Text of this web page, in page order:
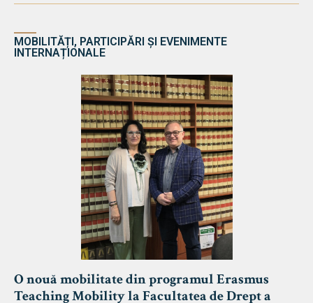
MOBILITĂȚI, PARTICIPĂRI ȘI EVENIMENTE
INTERNAȚIONALE
O nouă mobilitate din programul Erasmus
Teaching Mobility la Facultatea de Drept a